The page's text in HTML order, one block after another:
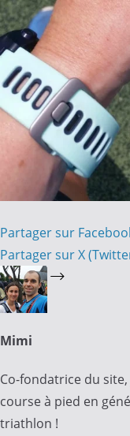
Partager sur
Partager sur X
Mimi
Co-fondatrice du
course à pied en
triathlon !